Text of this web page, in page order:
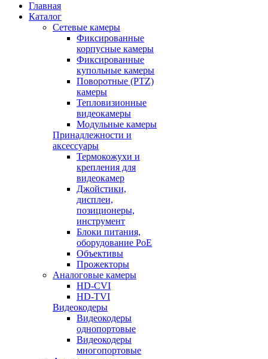
Главная
Каталог
Сетевые камеры
Фиксированные
корпусные камеры
Фиксированные
купольные камеры
Поворотные (PTZ)
камеры
Тепловизионные
видеокамеры
Модульные камеры
Принадлежности и
аксессуары
Термокожухи и
крепления для
видеокамер
Джойстики,
дисплеи,
позиционеры,
инструмент
Блоки питания,
оборудование PoE
Объективы
Прожекторы
Аналоговые камеры
HD-CVI
HD-TVI
Видеокодеры
Видеокодеры
однопортовые
Видеокодеры
многопортовые